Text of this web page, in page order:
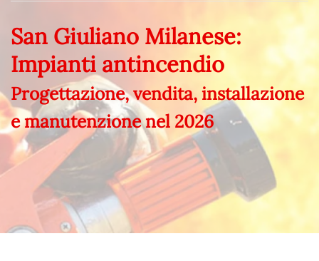
San Giuliano Milanese:
Impianti antincendio
Progettazione, vendita, installazione
e manutenzione nel 2026